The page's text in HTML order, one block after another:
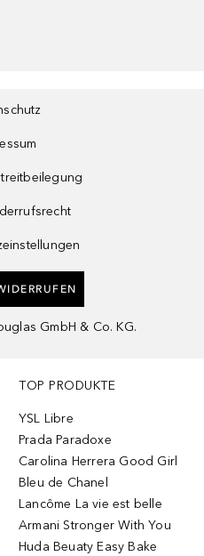
GmbH & Co. KG.
TOP PRODUKTE
YSL Libre
Prada Paradoxe
Carolina Herrera Good Girl
Bleu de Chanel
Lancôme La vie est belle
Armani Stronger With You
Huda Beuaty Easy Bake